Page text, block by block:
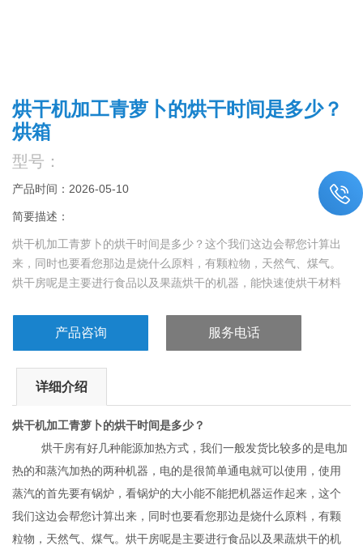
烘干机加工青萝卜的烘干时间是多少？
烘箱
型号：
产品时间：2026-05-10
简要描述：
烘干机加工青萝卜的烘干时间是多少？这个我们这边会帮您计算出
来，同时也要看您那边是烧什么原料，有颗粒物，天然气、煤气。
烘干房呢是主要进行食品以及果蔬烘干的机器，能快速使烘干材料
产品咨询 服务电话
详细介绍
烘干机加工青萝卜的烘干时间是多少？
烘干房有好几种能源加热方式，我们一般发货比较多的是电加
热的和蒸汽加热的两种机器，电的是很简单通电就可以使用，使用
蒸汽的首先要有锅炉，看锅炉的大小能不能把机器运作起来，这个
我们这边会帮您计算出来，同时也要看您那边是烧什么原料，有颗
粒物，天然气、煤气。烘干房呢是主要进行食品以及果蔬烘干的机